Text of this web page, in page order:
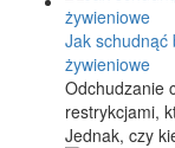
Jak schudnąć
żywieniowe
Odchudzanie
restrykcjami,
Jednak, czy